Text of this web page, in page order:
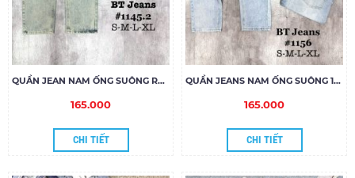
QUẦN JEAN NAM ỐNG SUÔNG RÊU-DƠ
165.000
CHI TIẾT
QUẦN JEANS NAM ỐNG SUÔNG 1156
165.000
CHI TIẾT